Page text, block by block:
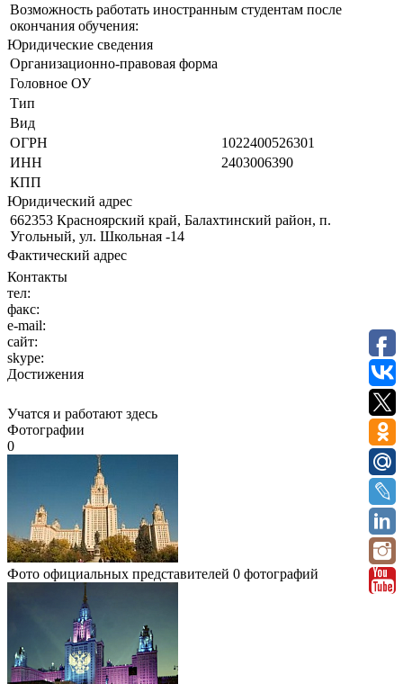
Возможность работать иностранным студентам после
окончания обучения:
Юридические сведения
Организационно-правовая форма
Головное ОУ
Тип
Вид
ОГРН
1022400526301
ИНН
2403006390
КПП
Юридический адрес
662353 Красноярский край, Балахтинский район, п.
Угольный, ул. Школьная -14
Фактический адрес
Контакты
тел:
факс:
e-mail:
сайт:
skype:
Достижения
Учатся и работают здесь
Фотографии
0
Фото официальных представителей 0 фотографий